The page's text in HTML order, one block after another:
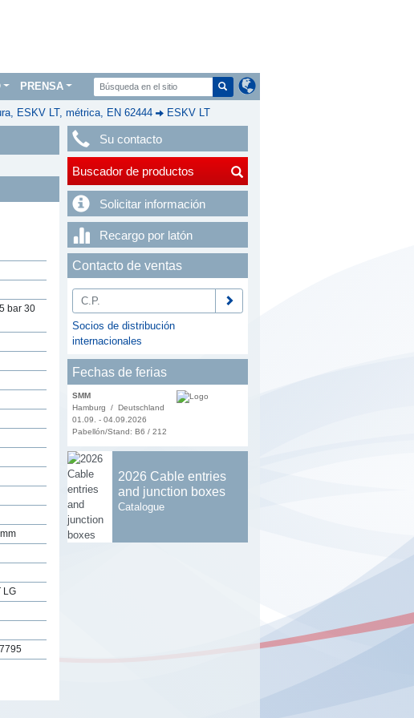
PRENSA
ESKV LT, métrica, EN 62444 ESKV LT
bar 30
LG
Su contacto
Buscador de productos
Solicitar información
Recargo por latón
Contacto de ventas
Socios de distribución
internacionales
Fechas de ferias
SMM
Hamburg / Deutschland
01.09. - 04.09.2026
Pabellón/Stand: B6 / 212
2026 Cable entries
and junction boxes
Catalogue